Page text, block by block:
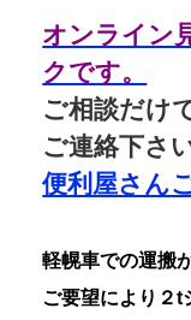
オンライン
クです。
ご相談だけ
ご連絡下さ
便利屋さん
軽幌車での運搬
ご要望により２t